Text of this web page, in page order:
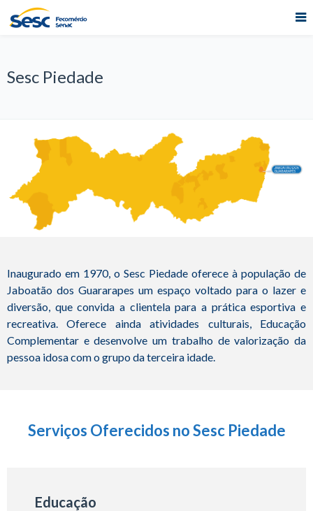
Sesc Piedade
Inaugurado em 1970, o Sesc Piedade oferece à população de
Jaboatão dos Guararapes um espaço voltado para o lazer e
diversão, que convida a clientela para a prática esportiva e
recreativa. Oferece ainda atividades culturais, Educação
Complementar e desenvolve um trabalho de valorização da
pessoa idosa com o grupo da terceira idade.
Serviços Oferecidos no Sesc Piedade
Educação